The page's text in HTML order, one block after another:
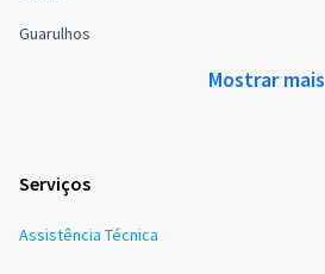
Guarulhos
Mostrar mais
Serviços
Assistência Técnica